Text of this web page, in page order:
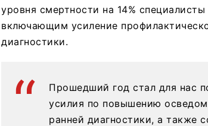
уровня смертности на 14%
включающим усиление
диагностики.
Прошедший год стал для нас
усилия по повышению
ранней диагностики, а также